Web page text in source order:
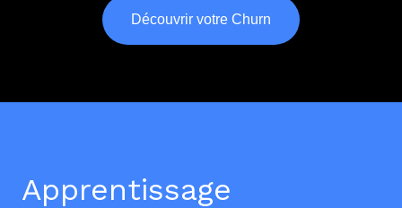
Découvrir votre Churn
Apprentissage